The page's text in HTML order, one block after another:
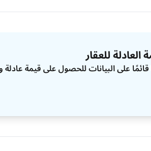
للعقار
على البيانات للحصول على قيمة عادلة